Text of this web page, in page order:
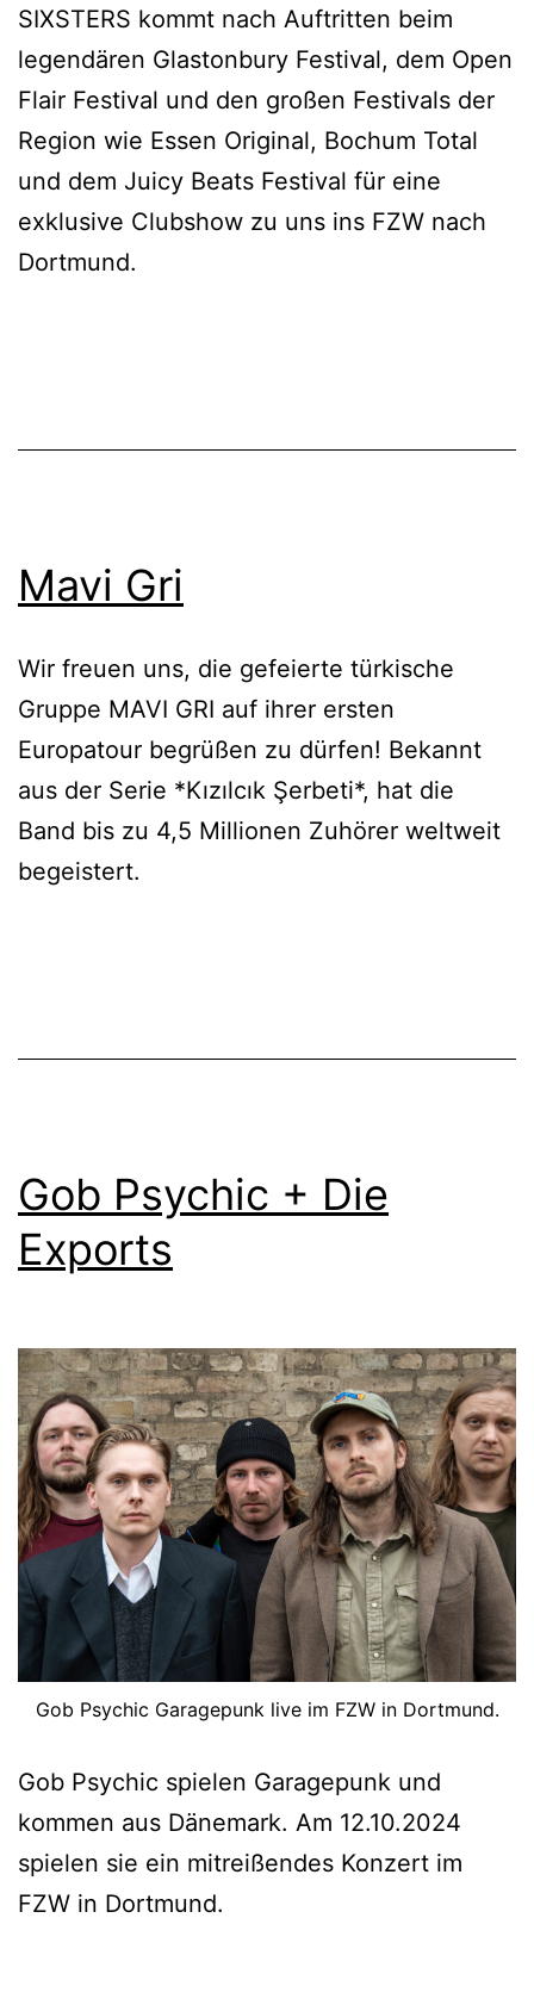
SIXSTERS kommt nach Auftritten beim
legendären Glastonbury Festival, dem Open
Flair Festival und den großen Festivals der
Region wie Essen Original, Bochum Total
und dem Juicy Beats Festival für eine
exklusive Clubshow zu uns ins FZW nach
Dortmund.
Mavi Gri
Wir freuen uns, die gefeierte türkische
Gruppe MAVI GRI auf ihrer ersten
Europatour begrüßen zu dürfen! Bekannt
aus der Serie *Kızılcık Şerbeti*, hat die
Band bis zu 4,5 Millionen Zuhörer weltweit
begeistert.
Gob Psychic + Die
Exports
Gob Psychic Garagepunk live im FZW in Dortmund.
Gob Psychic spielen Garagepunk und
kommen aus Dänemark. Am 12.10.2024
spielen sie ein mitreißendes Konzert im
FZW in Dortmund.